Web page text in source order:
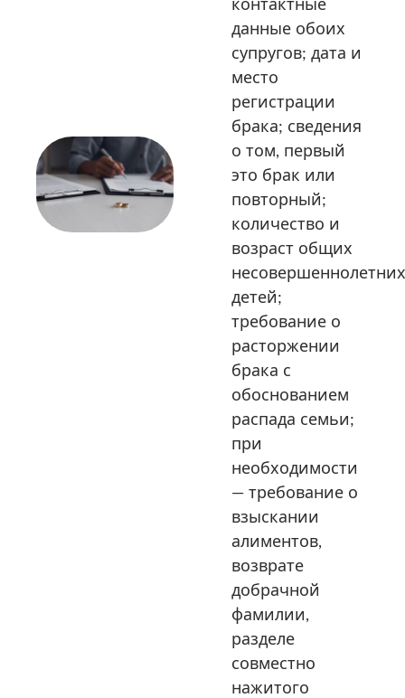
данные обоих
супругов; дата и
место
регистрации
брака; сведения
о том, первый
это брак или
повторный;
количество и
возраст общих
несовершеннолетних
детей;
требование о
расторжении
брака с
обоснованием
распада семьи;
при
необходимости
— требование о
взыскании
алиментов,
возврате
добрачной
фамилии,
разделе
совместно
нажитого